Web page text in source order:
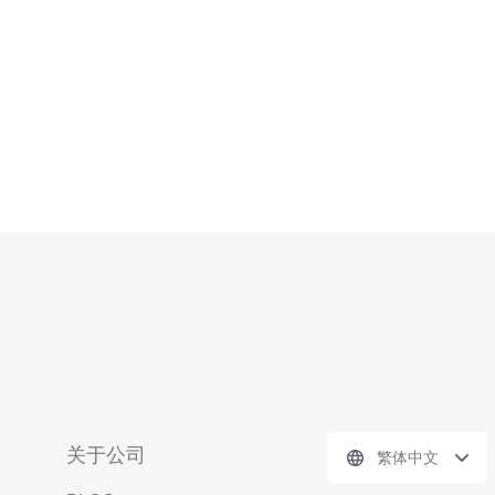
关于公司 繁体中文